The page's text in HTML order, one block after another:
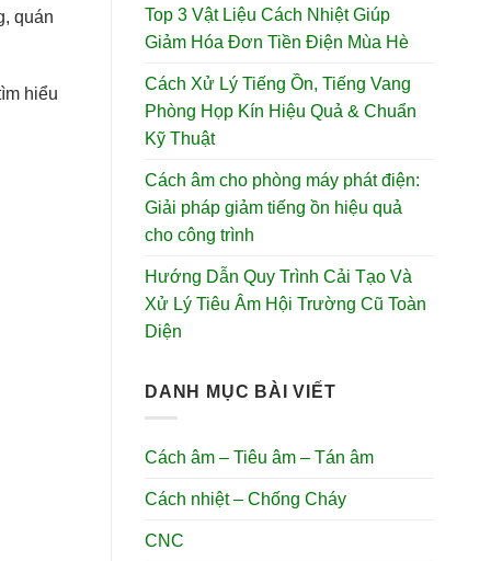
quán
hiểu
Top 3 Vật Liệu Cách Nhiệt Giúp
Giảm Hóa Đơn Tiền Điện Mùa Hè
Cách Xử Lý Tiếng Ồn, Tiếng Vang
Phòng Họp Kín Hiệu Quả & Chuẩn
Kỹ Thuật
Cách âm cho phòng máy phát điện:
Giải pháp giảm tiếng ồn hiệu quả
cho công trình
Hướng Dẫn Quy Trình Cải Tạo Và
Xử Lý Tiêu Âm Hội Trường Cũ Toàn
Diện
DANH MỤC BÀI VIẾT
Cách âm – Tiêu âm – Tán âm
Cách nhiệt – Chống Cháy
CNC